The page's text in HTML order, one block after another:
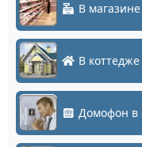
В магазине
В коттедже
Домофон в